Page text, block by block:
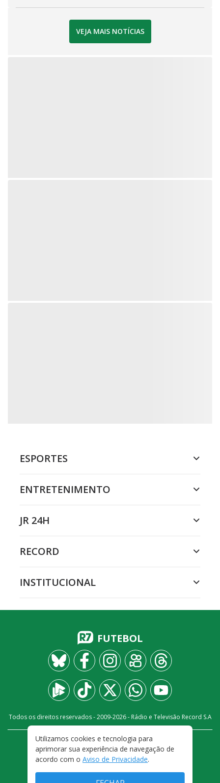
VEJA MAIS NOTÍCIAS
ESPORTES
ENTRETENIMENTO
JR 24H
RECORD
INSTITUCIONAL
FUTEBOL
Todos os direitos reservados - 2009-2026- Rádio e Televisão Record S.A
FALE CONOSCO
PRIVACIDADE
TERMOS E CONDIÇÕES DE USO
Utilizamos cookies e tecnologia para
aprimorar sua experiência de navegação de
acordo com o Aviso de Privacidade.